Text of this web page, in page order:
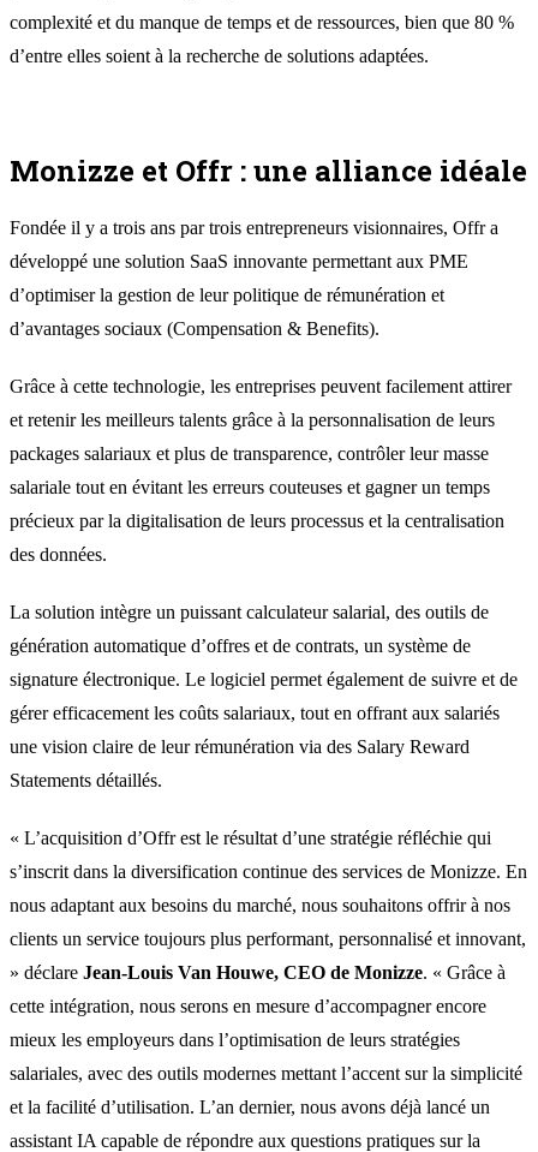
complexité et du manque de temps et de ressources, bien que 80 %
d’entre elles soient à la recherche de solutions adaptées.
Monizze et Offr : une alliance idéale
Fondée il y a trois ans par trois entrepreneurs visionnaires, Offr a
développé une solution SaaS innovante permettant aux PME
d’optimiser la gestion de leur politique de rémunération et
d’avantages sociaux (Compensation & Benefits).
Grâce à cette technologie, les entreprises peuvent facilement attirer
et retenir les meilleurs talents grâce à la personnalisation de leurs
packages salariaux et plus de transparence, contrôler leur masse
salariale tout en évitant les erreurs couteuses et gagner un temps
précieux par la digitalisation de leurs processus et la centralisation
des données.
La solution intègre un puissant calculateur salarial, des outils de
génération automatique d’offres et de contrats, un système de
signature électronique. Le logiciel permet également de suivre et de
gérer efficacement les coûts salariaux, tout en offrant aux salariés
une vision claire de leur rémunération via des Salary Reward
Statements détaillés.
« L’acquisition d’Offr est le résultat d’une stratégie réfléchie qui
s’inscrit dans la diversification continue des services de Monizze. En
nous adaptant aux besoins du marché, nous souhaitons offrir à nos
clients un service toujours plus performant, personnalisé et innovant,
» déclare Jean-Louis Van Houwe, CEO de Monizze. « Grâce à
cette intégration, nous serons en mesure d’accompagner encore
mieux les employeurs dans l’optimisation de leurs stratégies
salariales, avec des outils modernes mettant l’accent sur la simplicité
et la facilité d’utilisation. L’an dernier, nous avons déjà lancé un
assistant IA capable de répondre aux questions pratiques sur la